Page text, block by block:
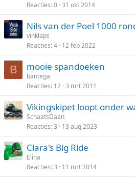
Reacties 0 31 okt 2014
Nils van der Poel 1000
vinklaps
Reacties 4 12 feb 2022
B mooie spandoeken
bantega
Reacties 12 3 mrt 2011
Vikingskipet loopt onder
SchaatsDaan
Reacties 3 13 aug 2023
Clara's Big Ride
Elina
Reacties 3 11 mrt 2014